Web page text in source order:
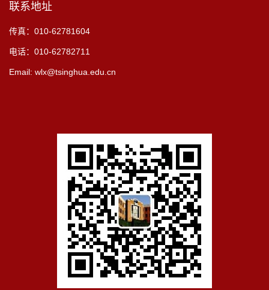
联系地址
传真：010-62781604
电话：010-62782711
Email: wlx@tsinghua.edu.cn